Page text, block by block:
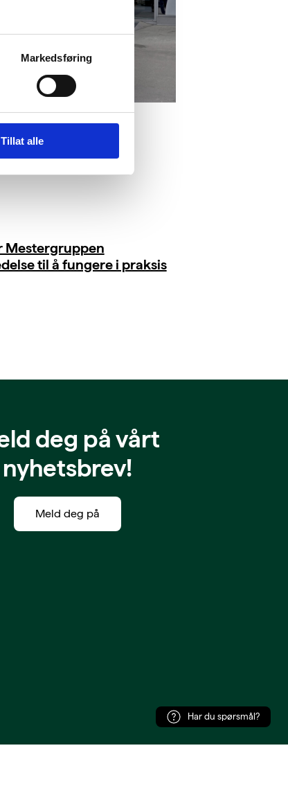
Markedsføring
Tillat alle
Mestergruppen
til å fungere i praksis
deg på vårt
nyhetsbrev!
Meld deg på
Har du spørsmål?